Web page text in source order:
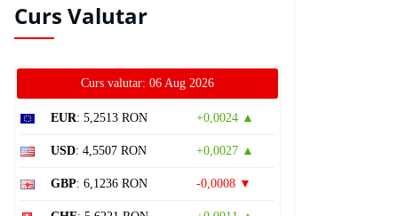
Curs Valutar
Curs valutar: 06 Aug 2026
EUR: 5,2513 RON +0,0024 ▲
USD: 4,5507 RON +0,0027 ▲
GBP: 6,1236 RON -0,0008 ▼